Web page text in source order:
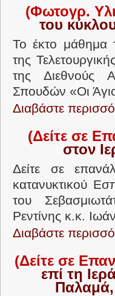
(Φωτογρ.
του
Το έκτο μάθημα
της
της Διεθνούς
Σπουδών «Οι
Διαβάστε
(Δείτε σε
στον
Δείτε σε
κατανυκτικού
του
Ρεντίνης κ.κ.
Διαβάστε
(Δείτε σε
επί τη
Παλαμά,